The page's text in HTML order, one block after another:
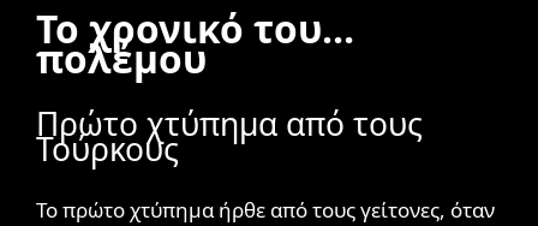
Το χρονικό του…
πολέμου
Πρώτο χτύπημα από τους
Τούρκους
Το πρώτο χτύπημα ήρθε από τους γείτονες, όταν